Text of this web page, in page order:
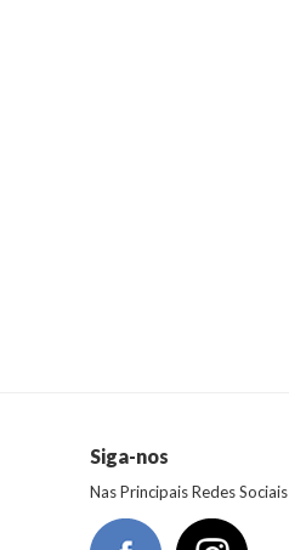
Siga-nos
Nas Principais Redes Sociais